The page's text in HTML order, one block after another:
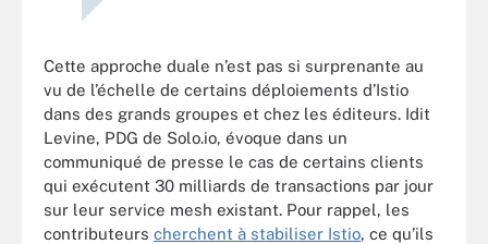
Cette approche duale n’est pas si surprenante au
vu de l’échelle de certains déploiements d’Istio
dans des grands groupes et chez les éditeurs. Idit
Levine, PDG de Solo.io, évoque dans un
communiqué de presse le cas de certains clients
qui exécutent 30 milliards de transactions par jour
sur leur service mesh existant. Pour rappel, les
contributeurs cherchent à stabiliser Istio, ce qu’ils